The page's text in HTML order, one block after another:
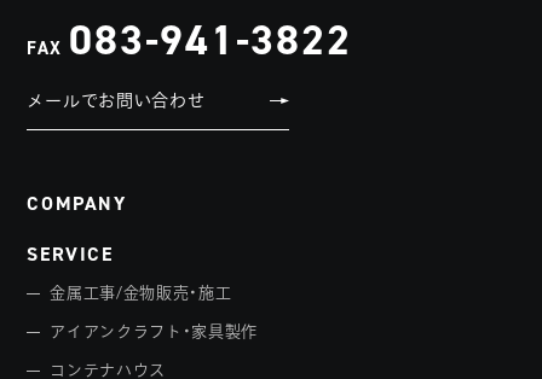
FAX 083-941-3822
メールでお問い合わせ
COMPANY
SERVICE
金属工事/金物販売・施工
アイアンクラフト・家具製作
コンテナハウス